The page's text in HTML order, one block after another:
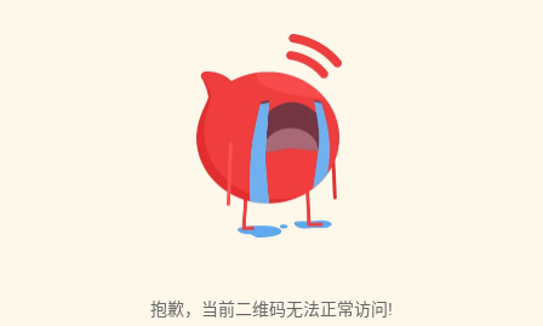
抱歉，当前二维码无法正常访问!